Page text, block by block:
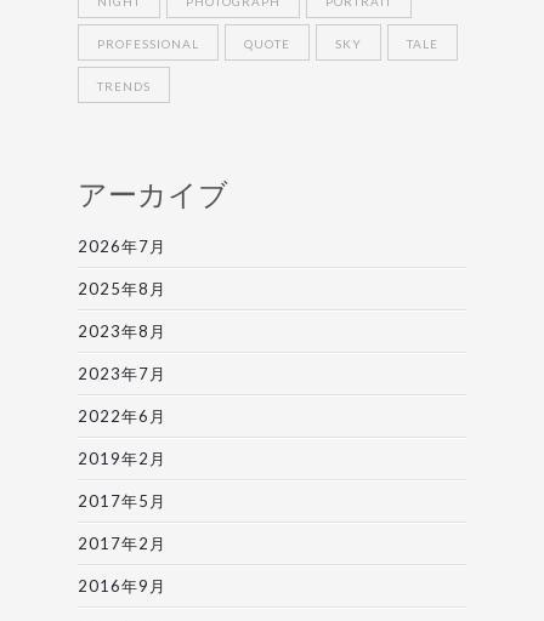
PROFESSIONAL QUOTE SKY TALE
TRENDS
アーカイブ
2026年7月
2025年8月
2023年8月
2023年7月
2022年6月
2019年2月
2017年5月
2017年2月
2016年9月